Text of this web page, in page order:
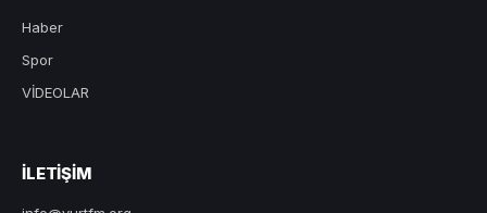
Haber
Spor
VİDEOLAR
ILETIŞIM